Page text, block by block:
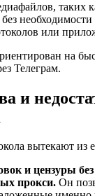
таких
необходимости
или
на
Телеграм.
и
вытекают из
и цензуры
прокси. Он